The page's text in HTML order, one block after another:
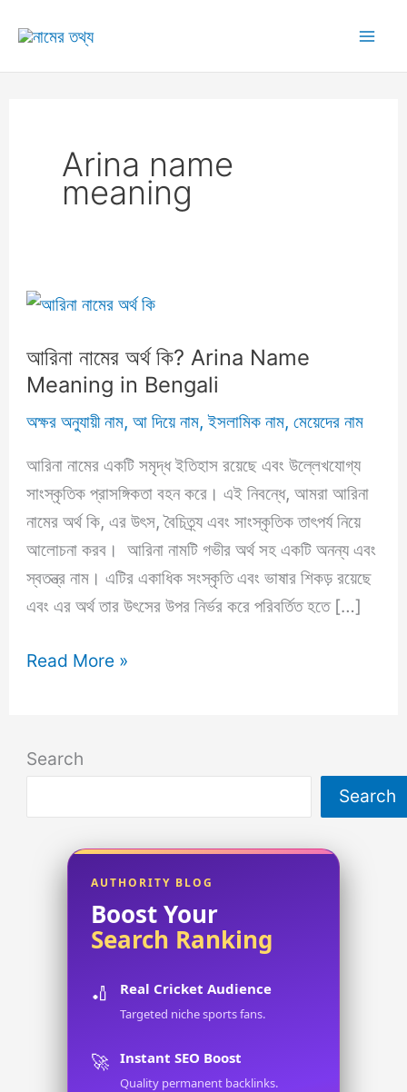
content
Arina name
meaning
আরিনা নামের অর্থ কি? Arina Name
Meaning in Bengali
অক্ষর অনুযায়ী নাম,আ দিয়ে নাম,ইসলামিক নাম,মেয়েদের নাম
আরিনা নামের একটি সমৃদ্ধ ইতিহাস রয়েছে এবং উল্লেখযোগ্য
সাংস্কৃতিক প্রাসঙ্গিকতা বহন করে। এই নিবন্ধে, আমরা আরিনা
নামের অর্থ কি, এর উৎস, বৈচিত্র্য এবং সাংস্কৃতিক তাৎপর্য নিয়ে
আলোচনা করব। আরিনা নামটি গভীর অর্থ সহ একটি অনন্য এবং
স্বতন্ত্র নাম। এটির একাধিক সংস্কৃতি এবং ভাষার শিকড় রয়েছে
এবং এর অর্থ তার উৎসের উপর নির্ভর করে পরিবর্তিত হতে […]
আরিনা
Arina
Read More »
Search
Search
AUTHORITY BLOG
Boost Your
Search Ranking
🏏 Real Cricket Audience
Targeted niche sports fans.
🚀 Instant SEO Boost
Quality permanent backlinks.